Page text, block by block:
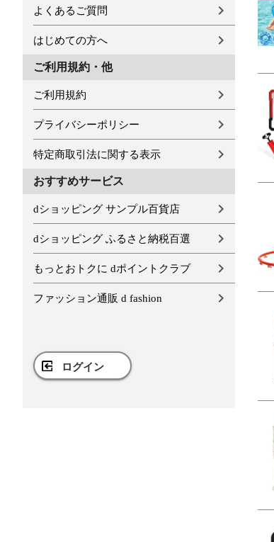
よくあるご質問
はじめての方へ
ご利用規約・他
ご利用規約
プライバシーポリシー
特定商取引法に関する表示
おすすめサービス
dショッピング サンプル百貨店
dショッピング ふるさと納税百選
もっとおトクに dポイントクラブ
ファッション通販 d fashion
ログイン